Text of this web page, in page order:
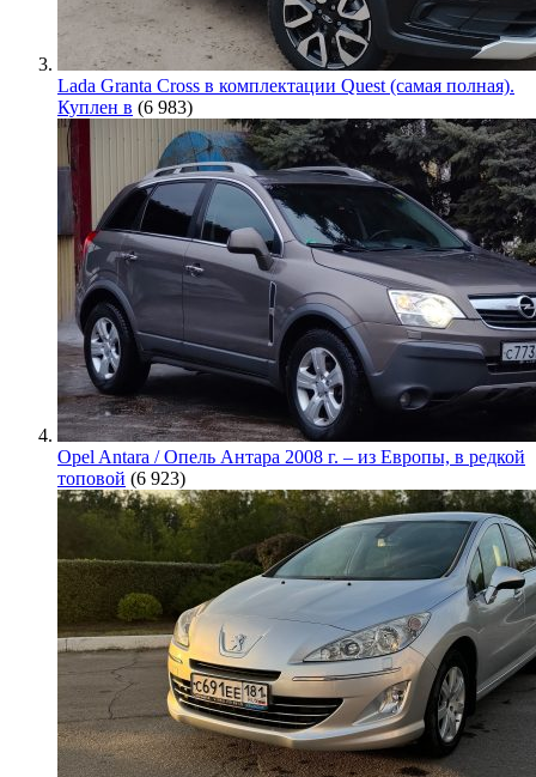
Lada Granta Cross в комплектации Quest (самая полная).
Куплен в (6 983)
Opel Antara / Опель Антара 2008 г. – из Европы, в редкой
топовой (6 923)